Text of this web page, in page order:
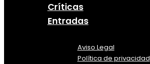
Críticas
Entradas
Aviso Legal
Política de privacidad